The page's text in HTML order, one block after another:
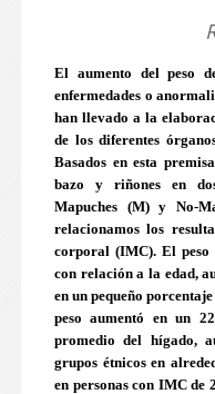
El aumento del peso
enfermedades o
han llevado a la
de los diferentes
Basados en esta
bazo y riñones en
Mapuches (M) y No-
relacionamos los
corporal (IMC). El peso
con relación a la edad,
en un pequeño
peso aumentó en un
promedio del hígado,
grupos étnicos en
en personas con IMC de